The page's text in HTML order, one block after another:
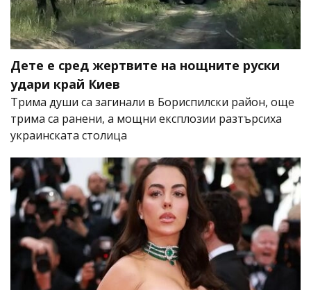
Дете е сред жертвите на нощните руски
удари край Киев
Трима души са загинали в Бориспилски район, още
трима са ранени, а мощни експлозии разтърсиха
украинската столица